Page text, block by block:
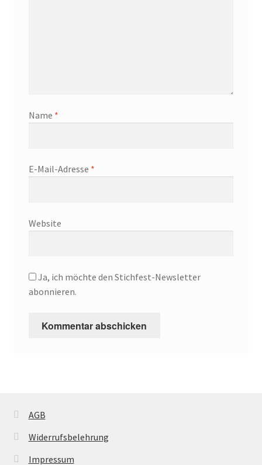
Name *
E-Mail-Adresse *
Website
Ja, ich möchte den Stichfest-Newsletter
abonnieren.
AGB
Widerrufsbelehrung
Impressum